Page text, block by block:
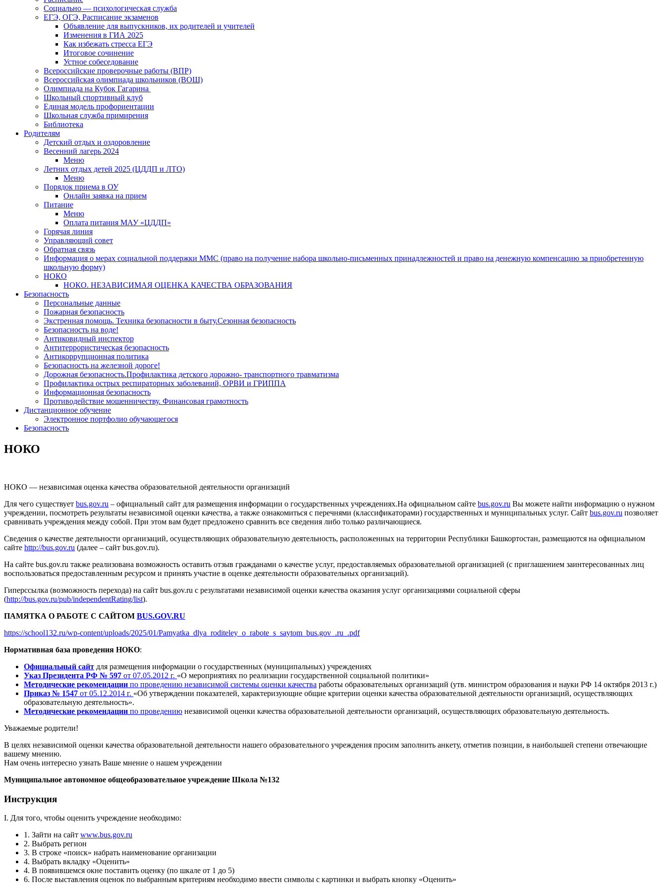
Социально — психологическая служба
ЕГЭ, ОГЭ, Расписание экзаменов
Объявление для выпускников, их родителей и учителей
Изменения в ГИА 2025
Как избежать стресса ЕГЭ
Итоговое сочинение
Устное собеседование
Всероссийские проверочные работы (ВПР)
Всероссийская олимпиада школьников (ВОШ)
Олимпиада на Кубок Гагарина
Школьный спортивный клуб
Единая модель профориентации
Школьная служба примирения
Библиотека
Родителям
Детский отдых и оздоровление
Весенний лагерь 2024
Меню
Летних отдых детей 2025 (ЦДДП и ЛТО)
Меню
Порядок приема в ОУ
Онлайн заявка на прием
Питание
Меню
Оплата питания МАУ «ЦДДП»
Горячая линия
Управляющий совет
Обратная связь
Информация о мерах социальной поддержки ММС (право на получение набора школьно-письменных принадлежностей и право на денежную компенсацию за приобретенную
школьную форму)
НОКО
НОКО. НЕЗАВИСИМАЯ ОЦЕНКА КАЧЕСТВА ОБРАЗОВАНИЯ
Безопасность
Персональные данные
Пожарная безопасность
Экстренная помощь. Техника безопасности в быту.Сезонная безопасность
Безопасность на воде!
Антиковидный инспектор
Антитеррористическая безопасность
Антикоррупционная политика
Безопасность на железной дороге!
Дорожная безопасность.Профилактика детского дорожно- транспортного травматизма
Профилактика острых респираторных заболеваний, ОРВИ и ГРИППА
Информационная безопасность
Противодействие мошенничеству. Финансовая грамотность
Дистанционное обучение
Электронное портфолио обучающегося
Безопасность
НОКО
НОКО — независимая оценка качества образовательной деятельности организаций
Для чего существует bus.gov.ru – официальный сайт для размещения информации о государственных учреждениях.На официальном сайте bus.gov.ru Вы можете найти информацию о нужном
учреждении, посмотреть результаты независимой оценки качества, а также ознакомиться с перечнями (классификаторами) государственных и муниципальных услуг. Сайт bus.gov.ru позволяет
сравнивать учреждения между собой. При этом вам будет предложено сравнить все сведения либо только различающиеся.
Сведения о качестве деятельности организаций, осуществляющих образовательную деятельность, расположенных на территории Республики Башкортостан, размещаются на официальном
сайте http://bus.gov.ru (далее – сайт bus.gov.ru).
На сайте bus.gov.ru также реализована возможность оставить отзыв гражданами о качестве услуг, предоставляемых образовательной организацией (с приглашением заинтересованных лиц
воспользоваться предоставленным ресурсом и принять участие в оценке деятельности образовательных организаций).
Гиперссылка (возможность перехода) на сайт bus.gov.ru с результатами независимой оценки качества оказания услуг организациями социальной сферы
(http://bus.gov.ru/pub/independentRating/list).
ПАМЯТКА О РАБОТЕ С САЙТОМ BUS.GOV.RU
https://school132.ru/wp-content/uploads/2025/01/Pamyatka_dlya_roditeley_o_rabote_s_saytom_bus.gov_.ru_.pdf
Нормативная база проведения НОКО:
Официальный сайт для размещения информации о государственных (муниципальных) учреждениях
Указ Президента РФ № 597 от 07.05.2012 г. «О мероприятиях по реализации государственной социальной политики»
Методические рекомендации по проведению независимой системы оценки качества работы образовательных организаций (утв. министром образования и науки РФ 14 октября 2013 г.)
Приказ № 1547 от 05.12.2014 г. «Об утверждении показателей, характеризующие общие критерии оценки качества образовательной деятельности организаций, осуществляющих
образовательную деятельность».
Методические рекомендации по проведению независимой оценки качества образовательной деятельности организаций, осуществляющих образовательную деятельность.
Уважаемые родители!
В целях независимой оценки качества образовательной деятельности нашего образовательного учреждения просим заполнить анкету, отметив позиции, в наибольшей степени отвечающие
вашему мнению.
Нам очень интересно узнать Ваше мнение о нашем учреждении
Муниципальное автономное общеобразовательное учреждение Школа №132
Инструкция
I. Для того, чтобы оценить учреждение необходимо:
1. Зайти на сайт www.bus.gov.ru
2. Выбрать регион
3. В строке «поиск» набрать наименование организации
4. Выбрать вкладку «Оценить»
4. В появившемся окне поставить оценку (по шкале от 1 до 5)
6. После выставления оценок по выбранным критериям необходимо ввести символы с картинки и выбрать кнопку «Оценить»